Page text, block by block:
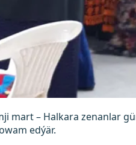
mart – Halkara zenanlar
edýär.